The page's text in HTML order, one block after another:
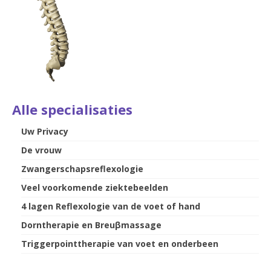
Alle specialisaties
Uw Privacy
De vrouw
Zwangerschapsreflexologie
Veel voorkomende ziektebeelden
4 lagen Reflexologie van de voet of hand
Dorntherapie en Breuβmassage
Triggerpointtherapie van voet en onderbeen